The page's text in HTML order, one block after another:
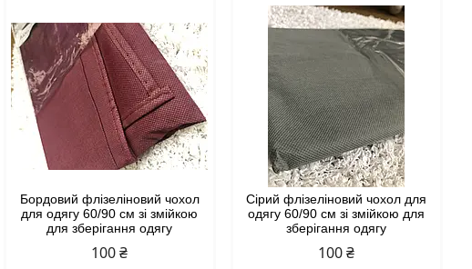
Бордовий флізеліновий чохол
для одягу 60/90 см зі змійкою
для зберігання одягу
100 ₴
Сірий флізеліновий чохол для
одягу 60/90 см зі змійкою для
зберігання одягу
100 ₴